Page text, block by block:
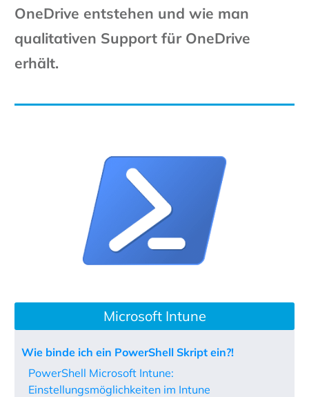
OneDrive entstehen und wie man
qualitativen Support für OneDrive
erhält.
Microsoft Intune
Wie binde ich ein PowerShell Skript ein?!
PowerShell Microsoft Intune:
Einstellungsmöglichkeiten im Intune